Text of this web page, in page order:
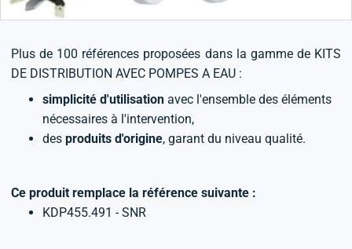
Plus de 100 références proposées dans la gamme de KITS
DE DISTRIBUTION AVEC POMPES A EAU :
simplicité d'utilisation avec l'ensemble des éléments
nécessaires à l'intervention,
des produits d'origine, garant du niveau qualité.
Ce produit remplace la référence suivante :
KDP455.491 - SNR